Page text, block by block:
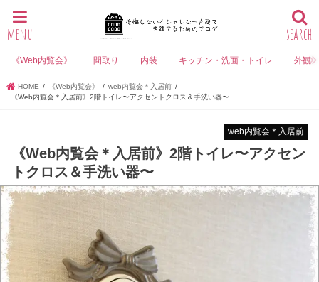
search
menu
《Web内覧会》 間取り 内装 キッチン・洗面・トイレ 外観
HOME 《Web内覧会》
web内覧会＊入居前
《Web内覧会＊入居前》2階トイレ〜アクセントクロス＆手洗い器〜
web内覧会＊入居前
《Web内覧会＊入居前》2階トイレ〜アクセン
トクロス＆手洗い器〜